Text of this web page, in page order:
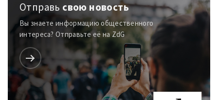
Отправь свою новость
Вы знаете информацию общественного
интереса? Отправьте её на ZdG